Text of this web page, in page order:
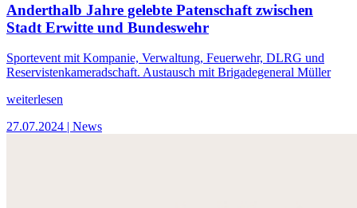
Anderthalb Jahre gelebte Patenschaft zwischen
Stadt Erwitte und Bundeswehr
Sportevent mit Kompanie, Verwaltung, Feuerwehr, DLRG und
Reservistenkameradschaft. Austausch mit Brigadegeneral Müller
weiterlesen
27.07.2024 | News